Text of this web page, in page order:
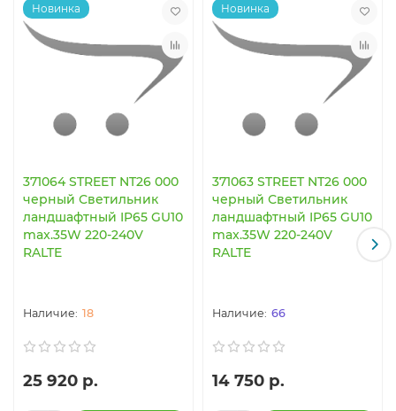
Новинка
371064 STREET NT26 000
черный Светильник
ландшафтный IP65 GU10
max.35W 220-240V
RALTE
18
25 920 р.
Новинка
371063 STREET NT26 000
черный Светильник
ландшафтный IP65 GU10
max.35W 220-240V
RALTE
66
14 750 р.